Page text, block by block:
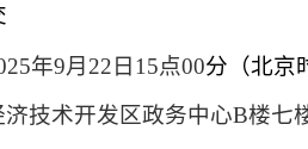
年9月 22日15点00分（北京
济技术开发区政务中心B楼七